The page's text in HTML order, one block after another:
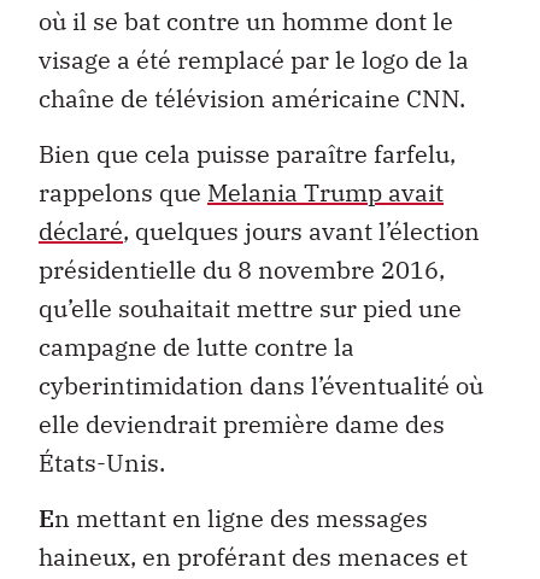
où il se bat contre un homme dont le
visage a été remplacé par le logo de la
chaîne de télévision américaine CNN.
Bien que cela puisse paraître farfelu,
rappelons que Melania Trump avait
déclaré, quelques jours avant l’élection
présidentielle du 8 novembre 2016,
qu’elle souhaitait mettre sur pied une
campagne de lutte contre la
cyberintimidation dans l’éventualité où
elle deviendrait première dame des
États-Unis.
En mettant en ligne des messages
haineux, en proférant des menaces et